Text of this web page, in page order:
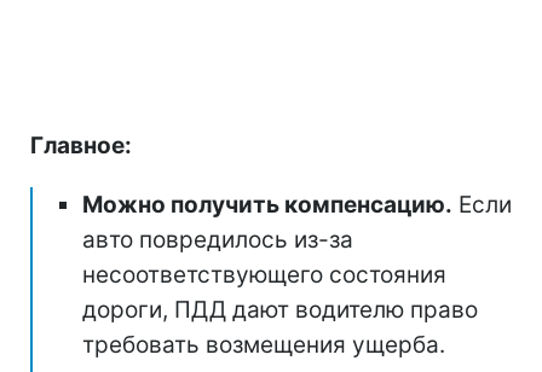
Главное:
Можно получить компенсацию. Если
авто повредилось из-за
несоответствующего состояния
дороги, ПДД дают водителю право
требовать возмещения ущерба.